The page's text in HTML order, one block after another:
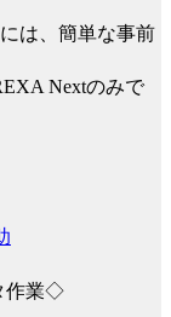
は、簡単な事前
Nextのみで
作業◇